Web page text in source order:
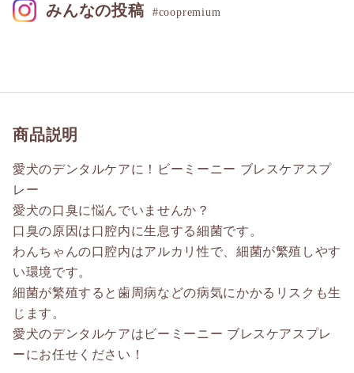
商品説明
愛犬のデンタルケアに！ビーミーニー ブレスケアスプ
レー
愛犬の口臭に悩んでいませんか？
口臭の原因は口腔内に生息する細菌です。
わんちゃんの口腔内はアルカリ性で、細菌が繁殖しやす
い環境です。
細菌が繁殖すると歯周病などの病気にかかるリスクも生
じます。
愛犬のデンタルケアはビーミーニー ブレスケアスプレ
ーにお任せください！
みんなの投稿 #coopremium